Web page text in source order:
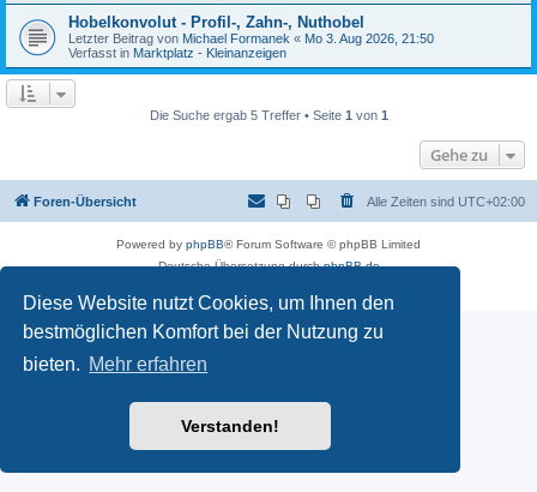
Diese Website nutzt Cookies, um Ihnen den
bestmöglichen Komfort bei der Nutzung zu
bieten. Mehr erfahren
Verstanden!
Hobelkonvolut - Profil-, Zahn-, Nuthobel
Letzter Beitrag von Michael Formanek « Mo 3. Aug 2026, 21:50
Verfasst in Marktplatz - Kleinanzeigen
Die Suche ergab 5 Treffer • Seite 1 von 1
Gehe zu
Foren-Übersicht Alle Zeiten sind UTC+02:00
Powered by phpBB® Forum Software © phpBB Limited
Deutsche Übersetzung durchphpBB.de